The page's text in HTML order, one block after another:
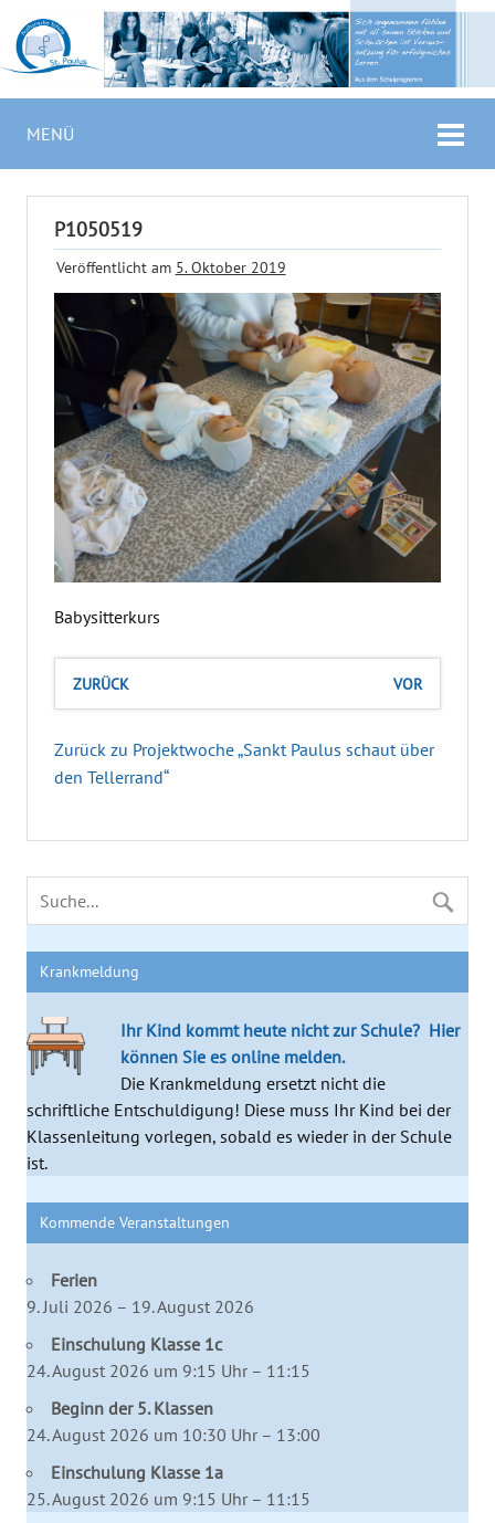
MENÜ
P1050519
Veröffentlicht am 5. Oktober 2019
Babysitterkurs
ZURÜCK VOR
Zurück zu Projektwoche „Sankt Paulus schaut über
den Tellerrand“
Krankmeldung
Ihr Kind kommt heute nicht zur Schule? Hier
können Sie es online melden.
Die Krankmeldung ersetzt nicht die
schriftliche Entschuldigung! Diese muss Ihr Kind bei der
Klassenleitung vorlegen, sobald es wieder in der Schule
ist.
Kommende Veranstaltungen
Ferien
9. Juli 2026 – 19. August 2026
Einschulung Klasse 1c
24. August 2026 um 9:15 Uhr – 11:15
Beginn der 5. Klassen
24. August 2026 um 10:30 Uhr – 13:00
Einschulung Klasse 1a
25. August 2026 um 9:15 Uhr – 11:15